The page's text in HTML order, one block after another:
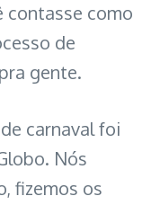
contasse como
de
gente.
carnaval foi
Nós
fizemos os